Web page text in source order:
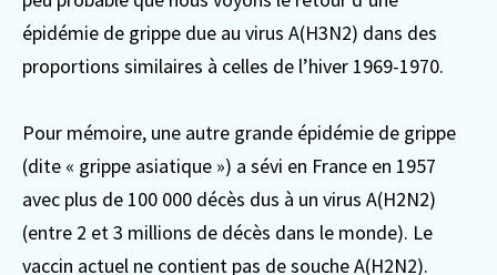
épidémie de grippe due au virus A(H3N2) dans des
proportions similaires à celles de l’hiver 1969-1970.
Pour mémoire, une autre grande épidémie de grippe
(dite « grippe asiatique ») a sévi en France en 1957
avec plus de 100 000 décès dus à un virus A(H2N2)
(entre 2 et 3 millions de décès dans le monde). Le
vaccin actuel ne contient pas de souche A(H2N2).